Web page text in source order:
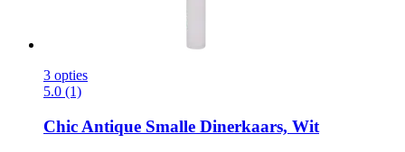
3 opties
5.0 (1)
Chic Antique Smalle Dinerkaars, Wit